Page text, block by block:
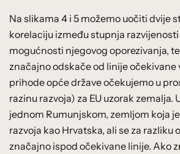
Na slikama 4 i 5 možemo uočiti dvije
korelaciju između stupnja
mogućnosti njegovog oporezivanja,
značajno odskače od linije
prihode opće države očekujemo u
razinu razvoja) za EU uzorak zemalja.
jednom Rumunjskom, zemljom koja
razvoja kao Hrvatska, ali se za razliku
značajno ispod očekivane linije. Ako